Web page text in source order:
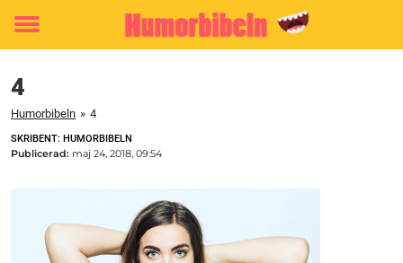
Toggle
4
Humorbibeln » 4
SKRIBENT: HUMORBIBELN
Publicerad: maj 24, 2018, 09:54